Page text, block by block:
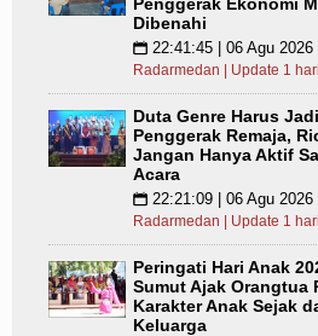
Dibenahi
📅 22:41:45 | 06 Agu
Radarmedan | Update 1
Duta Genre Harus Jadi
Penggerak Remaja,
Jangan Hanya Aktif
Acara
📅 22:21:09 | 06 Agu
Radarmedan | Update 1
Peringati Hari Anak
Sumut Ajak Orangtua
Karakter Anak Sejak
Keluarga